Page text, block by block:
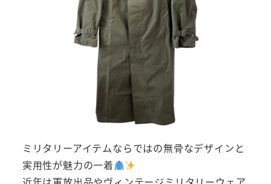
ミリタリーアイテムならではの無骨なデザインと
実用性が魅力の一着